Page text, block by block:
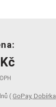
( GoPay, Dobírka